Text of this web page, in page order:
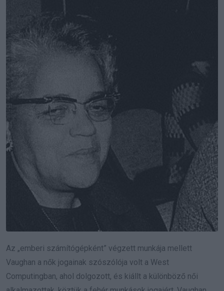
Az „emberi számítógépként” végzett munkája mellett
Vaughan a nők jogainak szószólója volt a West
Computingban, ahol dolgozott, és kiállt a különböző női